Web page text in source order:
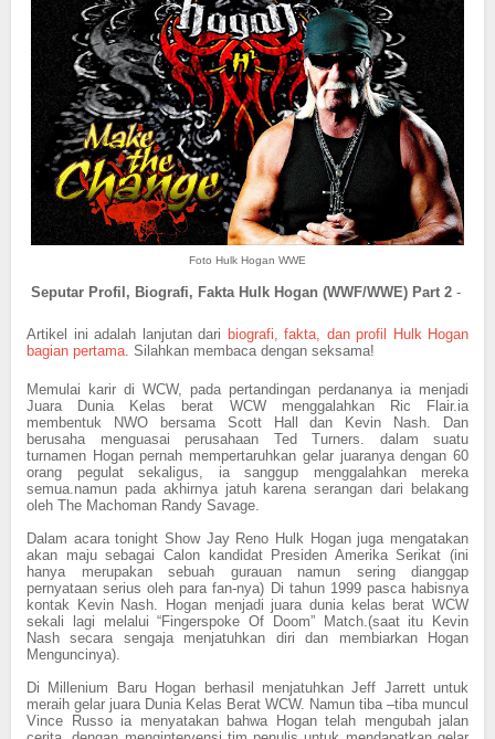
Foto Hulk Hogan WWE
Seputar Profil, Biografi, Fakta Hulk Hogan (WWF/WWE) Part 2 -
Artikel ini adalah lanjutan dari biografi, fakta, dan profil Hulk Hogan
bagian pertama . Silahkan membaca dengan seksama!
Memulai karir di WCW, pada pertandingan perdananya ia menjadi
Juara Dunia Kelas berat WCW menggalahkan Ric Flair.ia
membentuk NWO bersama Scott Hall dan Kevin Nash. Dan
berusaha menguasai perusahaan Ted Turners. dalam suatu
turnamen Hogan pernah mempertaruhkan gelar juaranya dengan 60
orang pegulat sekaligus, ia sanggup menggalahkan mereka
semua.namun pada akhirnya jatuh karena serangan dari belakang
oleh The Machoman Randy Savage.
Dalam acara tonight Show Jay Reno Hulk Hogan juga mengatakan
akan maju sebagai Calon kandidat Presiden Amerika Serikat (ini
hanya merupakan sebuah gurauan namun sering dianggap
pernyataan serius oleh para fan-nya) Di tahun 1999 pasca habisnya
kontak Kevin Nash. Hogan menjadi juara dunia kelas berat WCW
sekali lagi melalui “Fingerspoke Of Doom” Match.(saat itu Kevin
Nash secara sengaja menjatuhkan diri dan membiarkan Hogan
Menguncinya).
Di Millenium Baru Hogan berhasil menjatuhkan Jeff Jarrett untuk
meraih gelar juara Dunia Kelas Berat WCW. Namun tiba –tiba muncul
Vince Russo ia menyatakan bahwa Hogan telah mengubah jalan